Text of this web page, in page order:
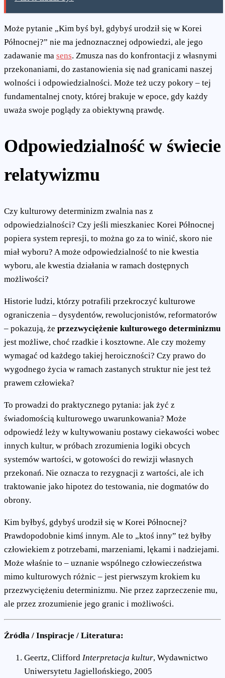
Może pytanie „Kim byś był, gdybyś urodził się w Korei
Północnej?” nie ma jednoznacznej odpowiedzi, ale jego
zadawanie ma sens. Zmusza nas do konfrontacji z własnymi
przekonaniami, do zastanowienia się nad granicami naszej
wolności i odpowiedzialności. Może też uczy pokory – tej
fundamentalnej cnoty, której brakuje w epoce, gdy każdy
uważa swoje poglądy za obiektywną prawdę.
Odpowiedzialność w świecie
relatywizmu
Czy kulturowy determinizm zwalnia nas z
odpowiedzialności? Czy jeśli mieszkaniec Korei Północnej
popiera system represji, to można go za to winić, skoro nie
miał wyboru? A może odpowiedzialność to nie kwestia
wyboru, ale kwestia działania w ramach dostępnych
możliwości?
Historie ludzi, którzy potrafili przekroczyć kulturowe
ograniczenia – dysydentów, rewolucjonistów, reformatorów
– pokazują, że przezwyciężenie kulturowego determinizmu
jest możliwe, choć rzadkie i kosztowne. Ale czy możemy
wymagać od każdego takiej heroiczności? Czy prawo do
wygodnego życia w ramach zastanych struktur nie jest też
prawem człowieka?
To prowadzi do praktycznego pytania: jak żyć z
świadomością kulturowego uwarunkowania? Może
odpowiedź leży w kultywowaniu postawy ciekawości wobec
innych kultur, w próbach zrozumienia logiki obcych
systemów wartości, w gotowości do rewizji własnych
przekonań. Nie oznacza to rezygnacji z wartości, ale ich
traktowanie jako hipotez do testowania, nie dogmatów do
obrony.
Kim byłbyś, gdybyś urodził się w Korei Północnej?
Prawdopodobnie kimś innym. Ale to „ktoś inny” też byłby
człowiekiem z potrzebami, marzeniami, lękami i nadziejami.
Może właśnie to – uznanie wspólnego człowieczeństwa
mimo kulturowych różnic – jest pierwszym krokiem ku
przezwyciężeniu determinizmu. Nie przez zaprzeczenie mu,
ale przez zrozumienie jego granic i możliwości.
Źródła / Inspiracje / Literatura:
Geertz, Clifford Interpretacja kultur, Wydawnictwo
Uniwersytetu Jagiellońskiego, 2005